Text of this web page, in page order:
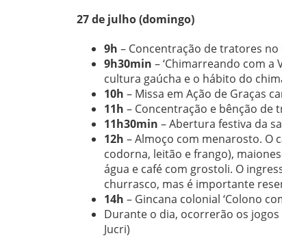
27 de julho (domingo)
9h – Concentração de tratores no
9h30min – ‘Chimarreando com a
cultura gaúcha e o hábito do
10h – Missa em Ação de Graças
11h – Concentração e bênção de
11h30min – Abertura festiva da
12h – Almoço com menarosto. O
codorna, leitão e frango),
água e café com grostoli. O
churrasco, mas é importante
14h – Gincana colonial ‘Colono
Durante o dia, ocorrerão os
Jucri)